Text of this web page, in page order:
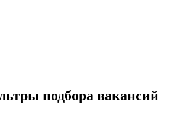
подбора вакансий